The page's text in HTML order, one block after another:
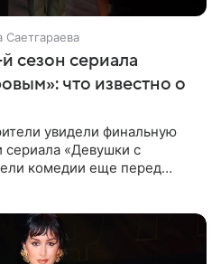
Саетгараева
сезон сериала
что известно о
увидели финальную
сериала «Девушки с
комедии еще перед